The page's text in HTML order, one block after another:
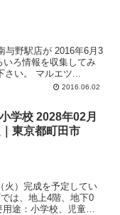
ました。 よろしければ最後までお付き合い下さい。 マルエツ...
2016.06.02
学校 2028年02月
東京都町田市
火）完成を予定してい
は、地上4階、地下0
途：小学校、児童福